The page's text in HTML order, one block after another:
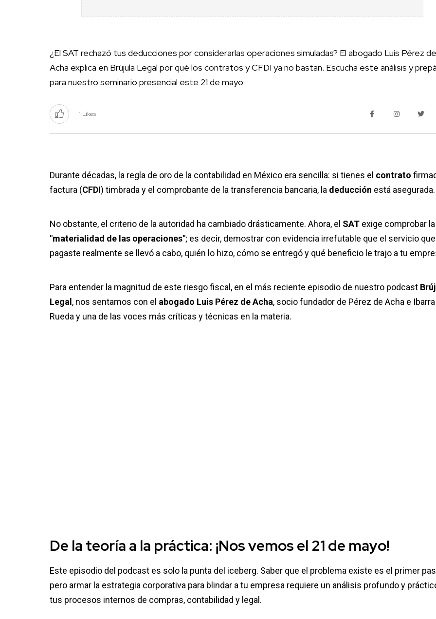
¿El SAT rechazó tus deducciones por considerarlas operaciones simuladas? El abogado Luis Pérez de
Acha explica en Brújula Legal por qué los contratos y CFDI ya no bastan. Escucha este análisis y
para nuestro seminario presencial este 21 de mayo
1 Likes
Durante décadas, la regla de oro de la contabilidad en México era sencilla: si tienes el contrato
factura (CFDI) timbrada y el comprobante de la transferencia bancaria, la deducción está asegurada.
No obstante, el criterio de la autoridad ha cambiado drásticamente. Ahora, el SAT exige comprobar la
"materialidad de las operaciones"; es decir, demostrar con evidencia irrefutable que el servicio que
pagaste realmente se llevó a cabo, quién lo hizo, cómo se entregó y qué beneficio le trajo a tu
Para entender la magnitud de este riesgo fiscal, en el más reciente episodio de nuestro podcast
Legal , nos sentamos con el abogado Luis Pérez de Acha, socio fundador de Pérez de Acha e
Rueda y una de las voces más críticas y técnicas en la materia.
De la teoría a la práctica: ¡Nos vemos el 21 de mayo!
Este episodio del podcast es solo la punta del iceberg. Saber que el problema existe es el primer
pero armar la estrategia corporativa para blindar a tu empresa requiere un análisis profundo y
tus procesos internos de compras, contabilidad y legal.